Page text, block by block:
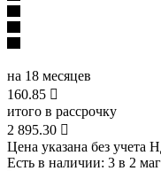
на 18 месяцев
160.85 
итого в рассрочку
2 895.30 
Цена указана без учета
Есть в наличии: 3 в 2